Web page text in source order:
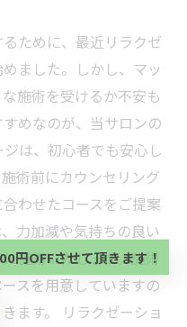
ために、最近リラクゼ
ました。しかし、マッ
施術を受けるか不安も
めなのが、当サロンの
は、初心者でも安心し
術前にカウンセリング
わせたコースをご提案
力加減や気持ちの良い
施術いたします。施術
スを用意していますの
ます。 リラクゼーショ
登録頂いたお客様は
。 既に 追加済の
✖印でお閉じ下さ
円OFFさせて頂きます！
登録頂いたお客様は
。 既に 追加済の
、✖印でお閉じ下さ
円OFFさせて頂きます！